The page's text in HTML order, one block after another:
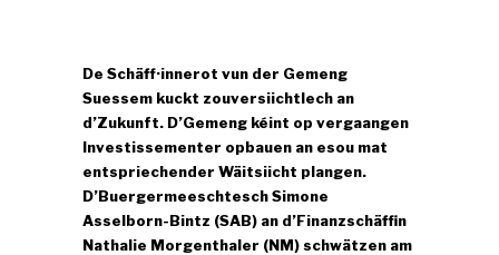
De Schäff·innerot vun der Gemeng
Suessem kuckt zouversiichtlech an
d’Zukunft. D’Gemeng kéint op vergaangen
Investissementer opbauen an esou mat
entspriechender Wäitsiicht plangen.
D’Buergermeeschtesch Simone
Asselborn-Bintz (SAB) an d’Finanzschäffin
Nathalie Morgenthaler (NM) schwätzen am